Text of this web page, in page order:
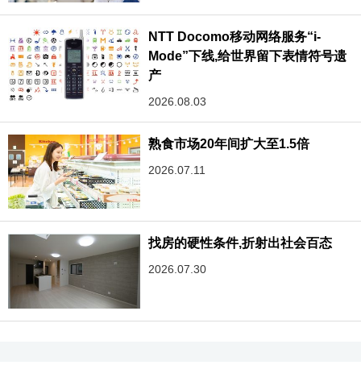
NTT Docomo移动网络服务“i-
Mode”下线,给世界留下表情符号遗
产
2026.08.03
熟食市场20年间扩大至1.5倍
2026.07.11
找房的硬性条件,折射出社会百态
2026.07.30